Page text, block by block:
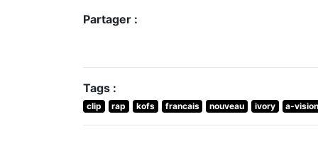
Partager :
Tags :
clip rap kofs francais nouveau ivory a-